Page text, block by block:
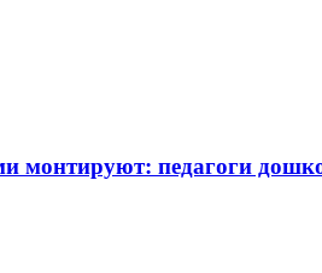
монтируют: педагоги